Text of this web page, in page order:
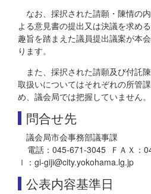
なお、採択された請願・陳情の
よる意見書の提出又は決議を求め
趣旨を踏まえた議員提出議案が本
ります。
また、採択された請願及び付託
取扱いについてはそれぞれの所管
め、議会局では把握していません。
問合せ先
議会局市会事務部議事課
電話：045-671-3045 ＦＡＸ：
ｌ：gi-giji@city.yokohama.lg.jp
公表内容基準日